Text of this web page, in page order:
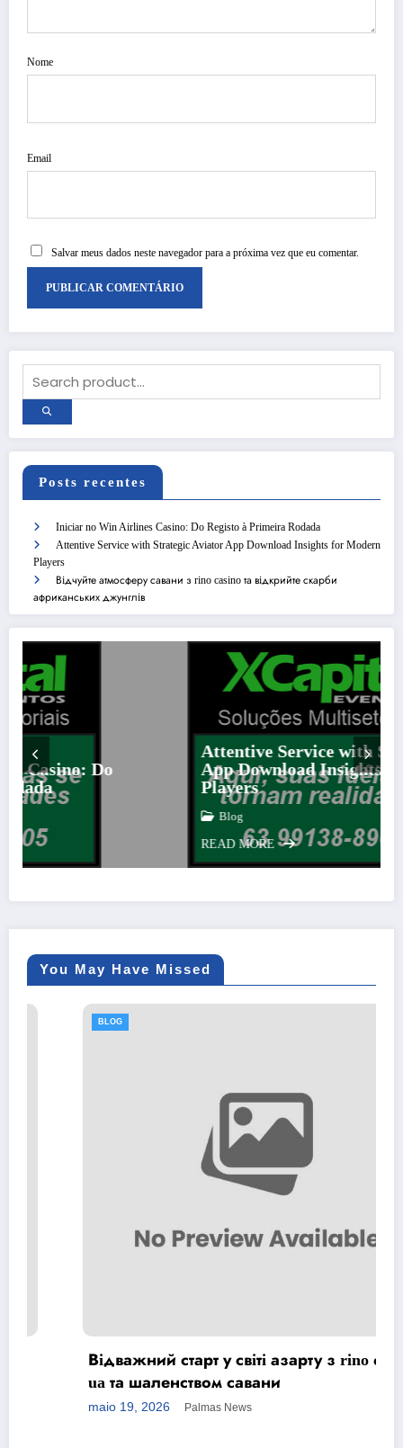
Nome
Email
Salvar meus dados neste navegador para a próxima vez que eu comentar.
Posts recentes
Iniciar no Win Airlines Casino: Do Registo à Primeira Rodada
Attentive Service with Strategic Aviator App Download Insights for Modern
Players
Відчуйте атмосферу савани з rino casino та відкрийте скарби
африканських джунглів
Attentive Service with Strategic
App Download Insights for Modern
You May Have Missed
Відважний старт у світі азарту з rino casino
ua та шаленством савани
maio 19, 2026 Palmas News